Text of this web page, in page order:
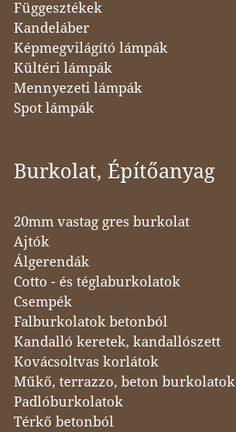
Függesztékek
Kandeláber
Képmegvilágító lámpák
Kültéri lámpák
Mennyezeti lámpák
Spot lámpák
Burkolat, Építőanyag
20mm vastag gres burkolat
Ajtók
Álgerendák
Cotto - és téglaburkolatok
Csempék
Falburkolatok betonból
Kandalló keretek, kandallószett
Kovácsoltvas korlátok
Műkő, terrazzo, beton burkolatok
Padlóburkolatok
Térkő betonból